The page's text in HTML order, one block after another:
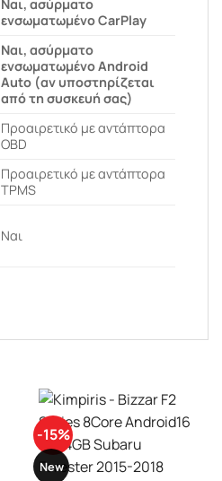
Ναι, ασύρματο
ενσωματωμένο CarPlay
Ναι, ασύρματο
ενσωματωμένο Android
Auto (αν υποστηρίζεται
από τη συσκευή σας)
Προαιρετικό με αντάπτορα
OBD
Προαιρετικό με αντάπτορα
TPMS
Ναι
-15%
New